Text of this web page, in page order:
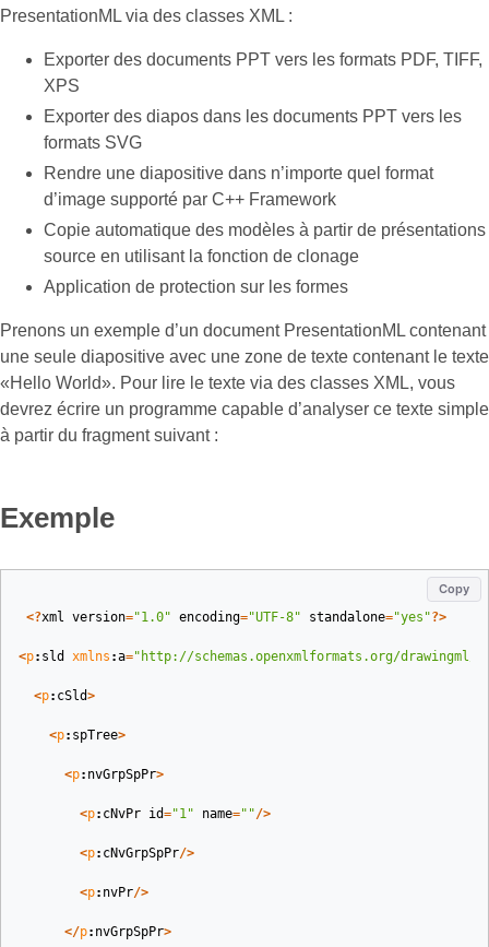
PresentationML via des classes XML :
Exporter des documents PPT vers les formats PDF, TIFF,
XPS
Exporter des diapos dans les documents PPT vers les
formats SVG
Rendre une diapositive dans n’importe quel format
d’image supporté par C++ Framework
Copie automatique des modèles à partir de présentations
source en utilisant la fonction de clonage
Application de protection sur les formes
Prenons un exemple d’un document PresentationML contenant
une seule diapositive avec une zone de texte contenant le texte
«Hello World». Pour lire le texte via des classes XML, vous
devrez écrire un programme capable d’analyser ce texte simple
à partir du fragment suivant :
Exemple
Copy
<?xml version="1.0" encoding="UTF-8" standalone="yes"?>
<p: sld xmlns :a="http://schemas.openxmlformats.org/drawingml/
<p: cSld>
<p: spTree>
<p: nvGrpSpPr>
<p: cNvPr id="1" name=""/>
<p: cNvGrpSpPr/>
<p: nvPr/>
</p: nvGrpSpPr>